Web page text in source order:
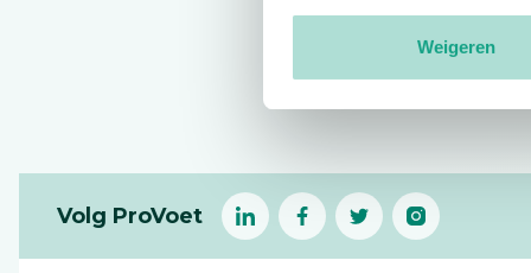
Weigeren
Reviews
Volg ProVoet
linkedin (Let op uitgaande link)
facebook(Let op uitgaande
twitter(Let op
instagram